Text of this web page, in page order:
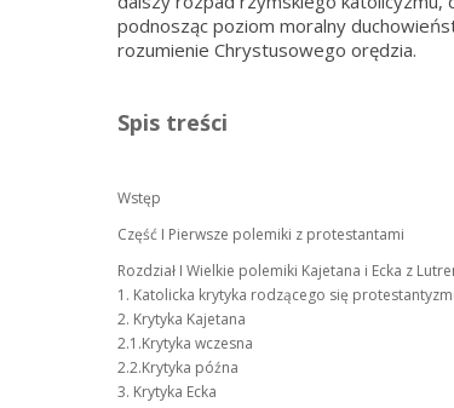
podnosząc poziom moralny
rozumienie Chrystusowego orędzia.
Spis treści
Wstęp
Część I Pierwsze polemiki z protestantami
Rozdział I Wielkie polemiki Kajetana i Ecka z
1. Katolicka krytyka rodzącego się
2. Krytyka Kajetana
2.1.Krytyka wczesna
2.2.Krytyka późna
3. Krytyka Ecka